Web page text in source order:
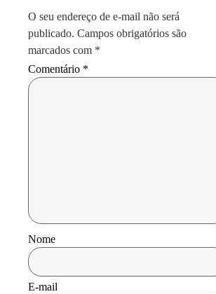
O seu endereço de e-mail não será
publicado. Campos obrigatórios são
marcados com *
Comentário *
Nome
E-mail